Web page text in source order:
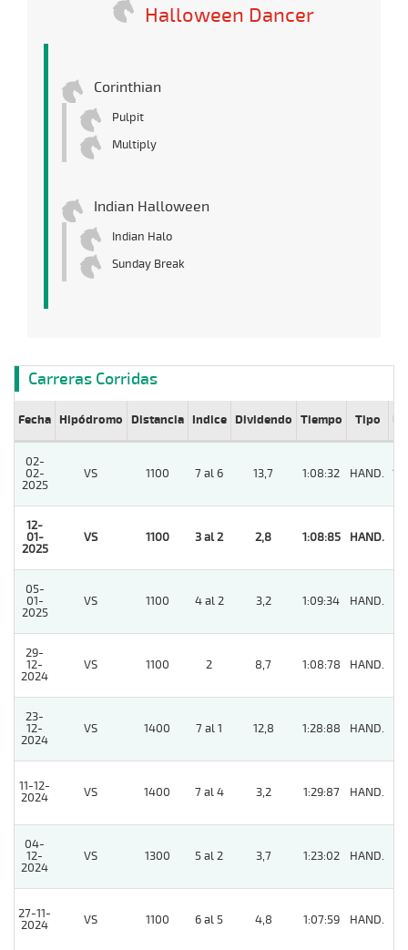
Halloween Dancer
Corinthian
Pulpit
Multiply
Indian Halloween
Indian Halo
Sunday Break
Carreras Corridas
Fecha Hipódromo Distancia Indice Dividendo Tiempo Tipo Lº
02-
02-
2025
VS 1100 7 al 6 13,7 1:08:32 HAND. 12
12-
01-
2025
VS 1100 3 al 2 2,8 1:08:85 HAND.
05-
01-
2025
VS 1100 4 al 2 3,2 1:09:34 HAND.
29-
12-
2024
VS 1100 2 8,7 1:08:78 HAND.
23-
12-
2024
VS 1400 7 al 1 12,8 1:28:88 HAND.
11-12-
2024
VS 1400 7 al 4 3,2 1:29:87 HAND.
04-
12-
2024
VS 1300 5 al 2 3,7 1:23:02 HAND.
27-11-
2024
VS 1100 6 al 5 4,8 1:07:59 HAND.